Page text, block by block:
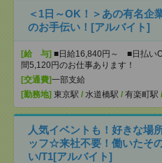
＜1日～OK！＞あの有名企
のお手伝い！[アルバイト]
[給 与] ■日給16,840円～ ■日払い
間5,120円のお仕事あります！
[交通費]一部支給
[勤務地] 東京駅 / 水道橋駅 / 有楽町駅 /
人気イベントも！好きな場
ッフ☆来社不要！働いたそ
い/T1[アルバイト]